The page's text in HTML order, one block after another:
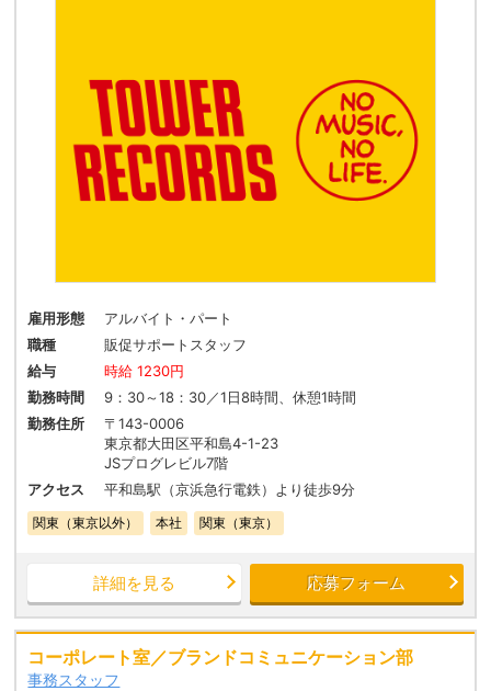
雇用形態
アルバイト・パート
職種
販促サポートスタッフ
給与
時給 1230円
勤務時間
9：30～18：30／1日8時間、休憩1時間
勤務住所
〒143-0006
東京都大田区平和島4-1-23
JSプログレビル7階
アクセス
平和島駅（京浜急行電鉄）より徒歩9分
関東（東京以外） 本社 関東（東京）
詳細を見る 応募フォーム
コーポレート室／ブランドコミュニケーション部
事務スタッフ